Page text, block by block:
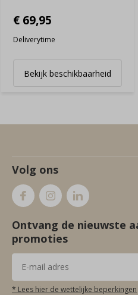
€ 69,95
Deliverytime
Bekijk beschikbaarheid
Volg ons
Ontvang de nieuwste
promoties
* Lees hier de wettelijke beperkingen